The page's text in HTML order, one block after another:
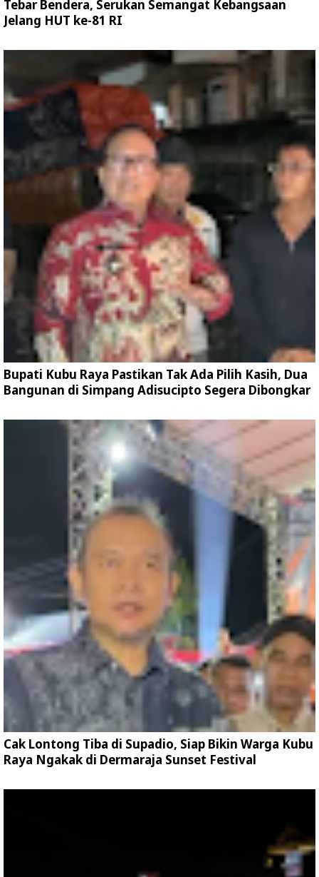
Tebar Bendera, Serukan Semangat Kebangsaan
Jelang HUT ke-81 RI
Bupati Kubu Raya Pastikan Tak Ada Pilih Kasih, Dua
Bangunan di Simpang Adisucipto Segera Dibongkar
Cak Lontong Tiba di Supadio, Siap Bikin Warga Kubu
Raya Ngakak di Dermaraja Sunset Festival